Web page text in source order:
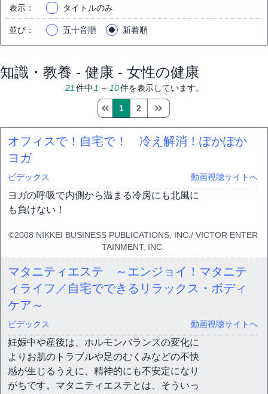
表示 ： タイトルのみ
並び ： 五十音順 新着順
知識・教養 - 健康 - 女性の健康
21 件中 1 ～ 10件を表示しています。
1 2
オフィスで！自宅で！ 冷え解消！ぽかぽか
ヨガ
ビデックス 動画視聴サイトへ
ヨガの呼吸で内側から温まる冷房にも北風に
も負けない！
©2008 NIKKEI BUSINESS PUBLICATIONS, INC./ VICTOR ENTER
TAINMENT, INC.
マタニティエステ ～エンジョイ！マタニテ
ィライフ／自宅でできるリラックス・ボディ
ケア～
ビデックス 動画視聴サイトへ
妊娠中や産後は、ホルモンバランスの変化に
よりお肌のトラブルや足のむくみなどの不快
感が生じるうえに、精神的にも不安定になり
がちです。マタニティエステとは、そういっ